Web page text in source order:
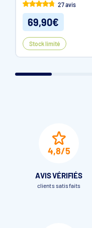
27 avis
69,90€
Stock limité
4,8/5
AVIS VÉRIFIÉS
clients satisfaits